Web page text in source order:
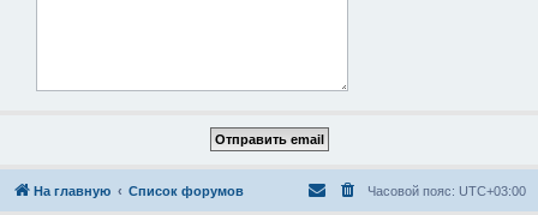
На главную Список форумов Часовой пояс: UTC+03:00